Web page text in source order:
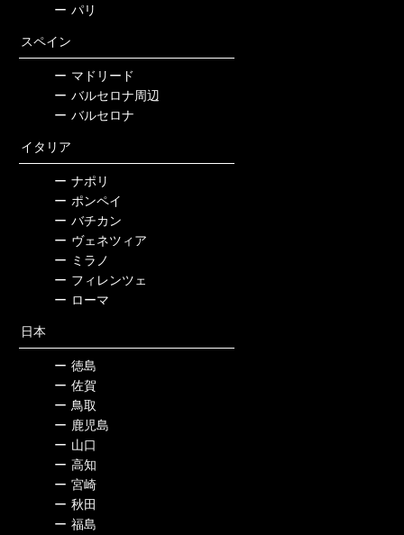
ー パリ
スペイン
ー マドリード
ー バルセロナ周辺
ー バルセロナ
イタリア
ー ナポリ
ー ポンペイ
ー バチカン
ー ヴェネツィア
ー ミラノ
ー フィレンツェ
ー ローマ
日本
ー 徳島
ー 佐賀
ー 鳥取
ー 鹿児島
ー 山口
ー 高知
ー 宮崎
ー 秋田
ー 福島